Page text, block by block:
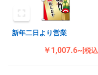
新年二日より営業
￥1,007.6~[税込]